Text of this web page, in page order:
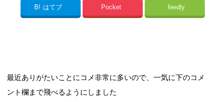
B! はてブ Pocket feedly
最近ありがたいことにコメ非常に多いので、一気に下のコメ
ント欄まで飛べるようにしました